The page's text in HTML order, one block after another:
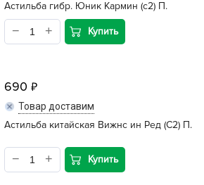
Астильба гибр. Юник Кармин (с2) П.
Купить
690
Товар доставим
Астильба китайская Вижнс ин Ред (С2) П.
Купить